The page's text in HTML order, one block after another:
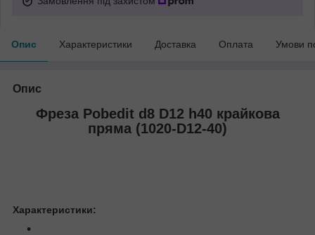
Опис Характеристики Доставка Оплата Умови
Опис
Фреза Pobedit d8 D12 h40 крайкова
пряма (1020-D12-40)
Характеристики: